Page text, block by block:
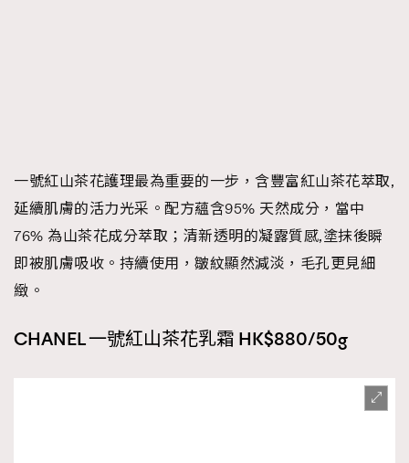
一號紅山茶花護理最為重要的一步，含豐富紅山茶花萃取,
延續肌膚的活力光采。配方蘊含95% 天然成分，當中
76% 為山茶花成分萃取；清新透明的凝露質感,塗抹後瞬
即被肌膚吸收。持續使用，皺紋顯然減淡，毛孔更見細
緻。
CHANEL 一號紅山茶花乳霜 HK$880/50g